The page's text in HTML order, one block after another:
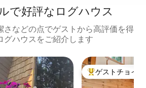
で好評なログハウス
さなどの点でゲストから高評価を得
グハウスをご紹介します
大好評のゲスト
ゲストチョイス